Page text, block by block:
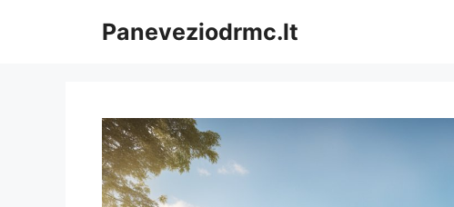
Paneveziodrmc.lt